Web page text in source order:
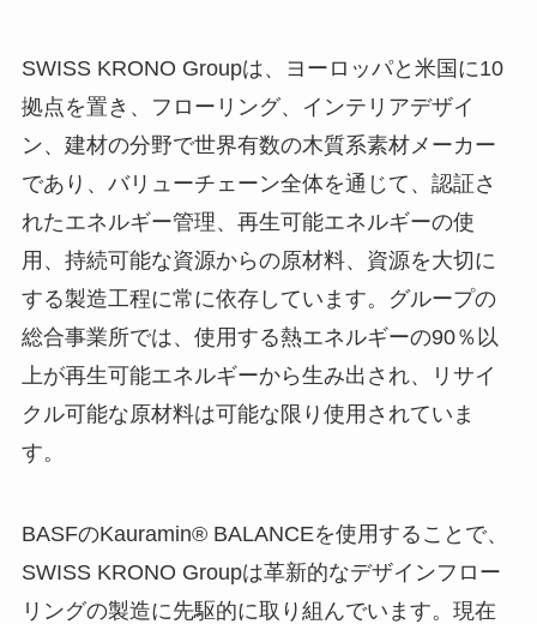
SWISS KRONO Groupは、ヨーロッパと米国に10
拠点を置き、フローリング、インテリアデザイ
ン、建材の分野で世界有数の木質系素材メーカー
であり、バリューチェーン全体を通じて、認証さ
れたエネルギー管理、再生可能エネルギーの使
用、持続可能な資源からの原材料、資源を大切に
する製造工程に常に依存しています。グループの
総合事業所では、使用する熱エネルギーの90％以
上が再生可能エネルギーから生み出され、リサイ
クル可能な原材料は可能な限り使用されていま
す。
BASFのKauramin® BALANCEを使用することで、
SWISS KRONO Groupは革新的なデザインフロー
リングの製造に先駆的に取り組んでいます。現在